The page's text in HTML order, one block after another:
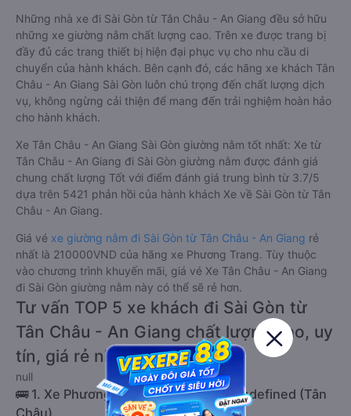
Những nhà xe đi Sài Gòn từ Tân Châu - An Giang đều sở hữu
những xe giường nằm chất lượng cao. Trên xe được trang bị
đầy đủ các trang thiết bị hiện đại phục vụ cho nhu cầu di
chuyển của hành khách. Bên cạnh đó, các hãng xe khách Tân
Châu - An Giang Sài Gòn luôn chú trọng đến chất lượng dịch
vụ, không ngừng cải thiện để mang đến trải nghiệm hoàn hảo
cho hành khách.
Xe Tân Châu - An Giang Sài Gòn giường nằm tốt nhất: Xe từ
Tân Châu - An Giang đi Sài Gòn giường nằm được đánh giá
chung chất lượng Tốt với điểm đánh giá trung bình từ 3.7/5
dựa trên 5421 phản hồi của hành khách Xe về Sài Gòn từ Tân
Châu - An Giang.
Giá vé xe giường nằm đi Sài Gòn từ Tân Châu - An Giang rẻ
nhất là 210000VND của hãng xe Phương Trang. Tùy thuộc
vào chương trình khuyến mãi, giá vé Xe Tân Châu - An Giang
đi Sài Gòn giường nằm này có thể sẽ rẻ hơn.
Tư vấn TOP 5 xe khách đi Sài Gòn từ
Tân Châu - An Giang chất lượng cao, uy
tín, giá rẻ nhất 08/2026
null
🚌 1. Xe Phương Trang khởi hành tại undefined (Tân
Châu)